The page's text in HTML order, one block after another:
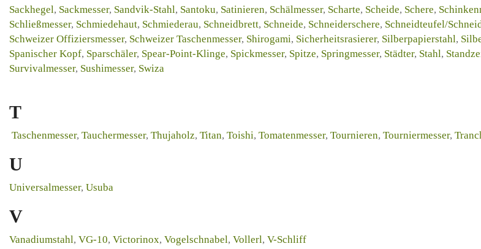
Sackhegel, Sackmesser, Sandvik-Stahl, Santoku, Satinieren, Schälmesser, Scharte, Scheide, Schere,
Schließmesser, Schmiedehaut, Schmiederau, Schneidbrett, Schneide, Schneiderschere, Schneidteufel/
Schweizer Offiziersmesser, Schweizer Taschenmesser, Shirogami, Sicherheitsrasierer, Silberpapierstahl,
Spanischer Kopf, Sparschäler, Spear-Point-Klinge, Spickmesser, Spitze, Springmesser, Städter, Stahl,
Survivalmesser, Sushimesser, Swiza
T
Taschenmesser, Tauchermesser, Thujaholz, Titan, Toishi, Tomatenmesser, Tournieren, Tourniermesser,
U
Universalmesser, Usuba
V
Vanadiumstahl, VG-10, Victorinox, Vogelschnabel, Vollerl, V-Schliff